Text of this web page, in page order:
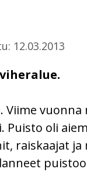
12.03.2013
vuonna
Puisto oli
raiskaajat